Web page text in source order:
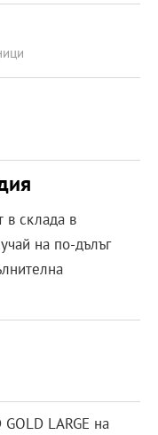
в склада в
на по-дълъг
LARGE на